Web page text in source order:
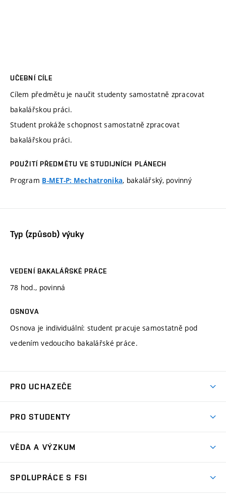
UČEBNÍ CÍLE
Cílem předmětu je naučit studenty samostatně zpracovat
bakalářskou práci.
Student prokáže schopnost samostatně zpracovat
bakalářskou práci.
POUŽITÍ PŘEDMĚTU VE STUDIJNÍCH PLÁNECH
Program B-MET-P: Mechatronika, bakalářský, povinný
Typ (způsob) výuky
VEDENÍ BAKALÁŘSKÉ PRÁCE
78 hod., povinná
OSNOVA
Osnova je individuální: student pracuje samostatně pod
vedením vedoucího bakalářské práce.
PRO UCHAZEČE
Ambasadoři studia
Zápisy
PRO STUDENTY
Studijní předpisy
VĚDA A VÝZKUM
SPOLUPRÁCE S FSI